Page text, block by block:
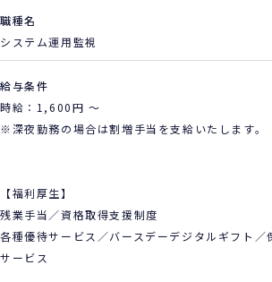
職種名
システム運用監視
給与条件
時給：1,600円 ～
※深夜勤務の場合は割増手当を支給いたします。
【福利厚生】
残業手当／資格取得支援制度
各種優待サービス／バースデーデジタルギフト／
サービス